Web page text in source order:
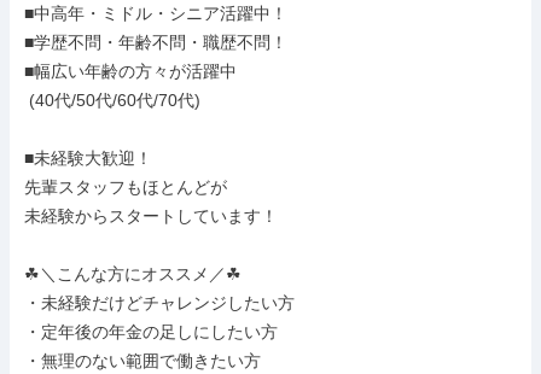
■中高年・ミドル・シニア活躍中！
■学歴不問・年齢不問・職歴不問！
■幅広い年齢の方々が活躍中
■未経験大歓迎！
先輩スタッフもほとんどが
未経験からスタートしています！
☘＼こんな方にオススメ／☘
・未経験だけどチャレンジしたい方
・定年後の年金の足しにしたい方
・無理のない範囲で働きたい方